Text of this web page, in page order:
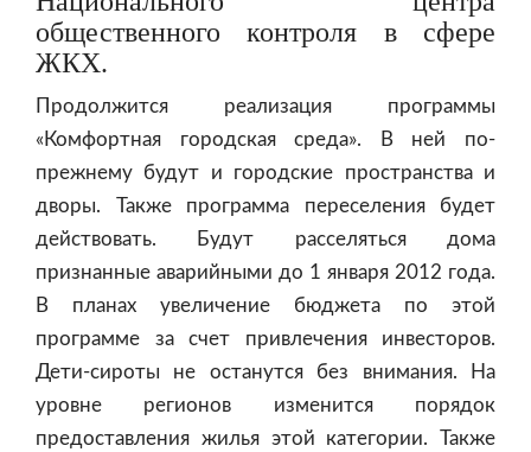
общественного контроля в сфере
ЖКХ.
Продолжится реализация программы
«Комфортная городская среда». В ней по-
прежнему будут и городские пространства и
дворы. Также программа переселения будет
действовать. Будут расселяться дома
признанные аварийными до 1 января 2012 года.
В планах увеличение бюджета по этой
программе за счет привлечения инвесторов.
Дети-сироты не останутся без внимания. На
уровне регионов изменится порядок
предоставления жилья этой категории. Также